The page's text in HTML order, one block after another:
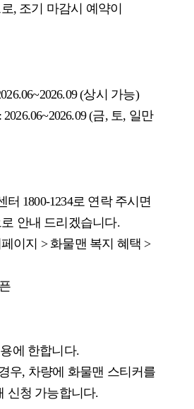
, 조기 마감시 예약이
(상시 가능)
(금, 토, 일만
1800-1234로 연락 주시면
안내 드리겠습니다.
이지 > 화물맨 복지 혜택 >
에 한합니다.
우, 차량에 화물맨 스티커를
신청 가능합니다.